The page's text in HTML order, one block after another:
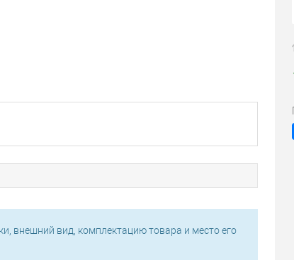
внешний вид, комплектацию товара и место его